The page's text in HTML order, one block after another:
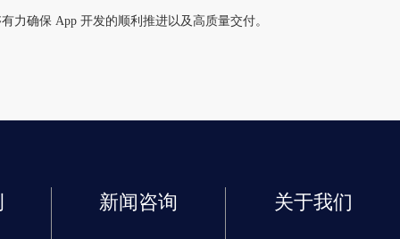
力确保 App 开发的顺利推进以及高质量交付。
关于我们
新闻咨询